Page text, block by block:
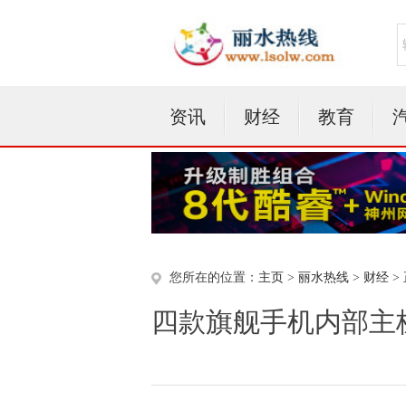
资讯 财经 教育
您所在的位置： 主页 > 丽水热线 > 财经 >
四款旗舰手机内部